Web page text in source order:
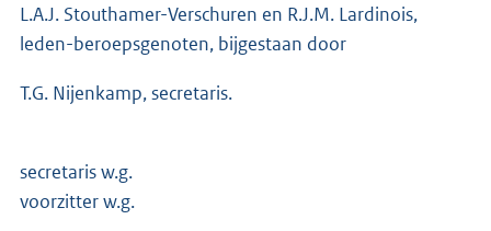
L.A.J. Stouthamer-Verschuren en R.J.M. Lardinois,
leden-beroepsgenoten, bijgestaan door
T.G. Nijenkamp, secretaris.
secretaris w.g.
voorzitter w.g.